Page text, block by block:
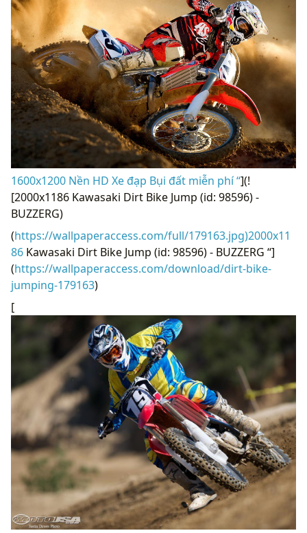
1600x1200 Nền HD Xe đạp Bụi đất miễn phí “](!
[2000x1186 Kawasaki Dirt Bike Jump (id: 98596) -
BUZZERG)
(https://wallpaperaccess.com/full/179163.jpg)2000x11
86 Kawasaki Dirt Bike Jump (id: 98596) - BUZZERG “]
(https://wallpaperaccess.com/download/dirt-bike-
jumping-179163)
[